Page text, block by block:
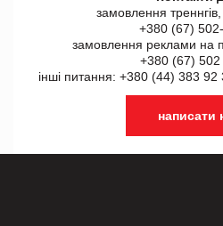
замовлення
+380 (67)
замовлення реклами на
+380 (67) 502
інші питання: +380 (44) 383
написати